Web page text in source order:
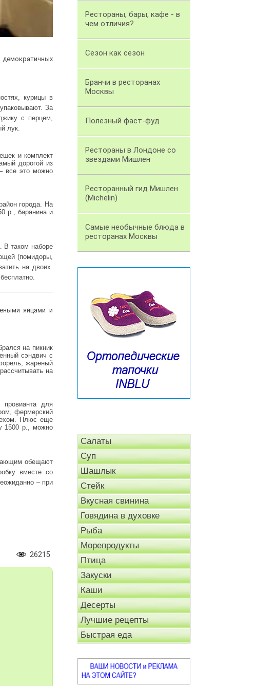
курицы в
За
с перцем,
лук.
и комплект
дорогой из
все это можно
города. На
р., баранина и
В таком наборе
(помидоры,
на двоих.
яйцами и
на пикник
сэндвич с
жареный
на
для
фермерский
Плюс еще
1500 р., можно
обещают
вместе со
– при
26215
Рестораны, бары, кафе - в
чем отличия?
Сезон как сезон
Бранчи в ресторанах
Москвы
Полезный фаст-фуд
Рестораны в Лондоне со
звездами Мишлен
Ресторанный гид Мишлен
(Michelin)
Самые необычные блюда в
ресторанах Москвы
Салаты
Суп
Шашлык
Стейк
Вкусная свинина
Говядина в духовке
Рыба
Морепродукты
Птица
Закуски
Каши
Десерты
Лучшие рецепты
Быстрая еда